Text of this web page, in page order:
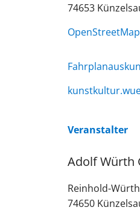
74653
OpenStreetMap
Veranstalter
Adolf Würth
Reinhold-
74650